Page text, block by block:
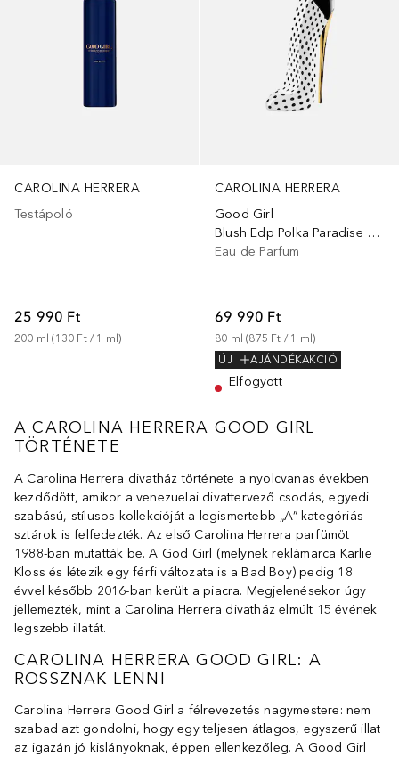
CAROLINA HERRERA
Testápoló
25 990 Ft
200 ml (130 Ft / 1 ml)
CAROLINA HERRERA
Good Girl
Blush Edp Polka Paradise Collector
Eau de Parfum
69 990 Ft
80 ml (875 Ft / 1 ml)
ÚJ
AJÁNDÉKAKCIÓ
Elfogyott
A CAROLINA HERRERA GOOD GIRL
TÖRTÉNETE
A Carolina Herrera divatház története a nyolcvanas években
kezdődött, amikor a venezuelai divattervező csodás, egyedi
szabású, stílusos kollekcióját a legismertebb „A” kategóriás
sztárok is felfedezték. Az első Carolina Herrera parfümöt
1988-ban mutatták be. A God Girl (melynek reklámarca Karlie
Kloss és létezik egy férfi változata is a Bad Boy) pedig 18
évvel később 2016-ban került a piacra. Megjelenésekor úgy
jellemezték, mint a Carolina Herrera divatház elmúlt 15 évének
legszebb illatát.
CAROLINA HERRERA GOOD GIRL: A
ROSSZNAK LENNI
Carolina Herrera Good Girl a félrevezetés nagymestere: nem
szabad azt gondolni, hogy egy teljesen átlagos, egyszerű illat
az igazán jó kislányoknak, éppen ellenkezőleg. A Good Girl